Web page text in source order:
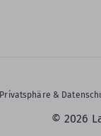
Privatsphäre &
© 2026